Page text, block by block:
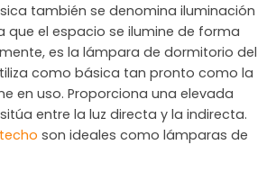
también se denomina iluminación
que el espacio se ilumine de forma
es la lámpara de dormitorio del
como básica tan pronto como la
en uso. Proporciona una elevada
entre la luz directa y la indirecta.
son ideales como lámparas de